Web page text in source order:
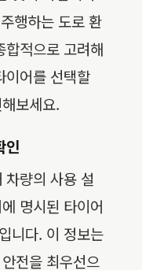
행하는 도로 환
적으로 고려해
이어를 선택할
보세요.
인
량의 사용 설
명시된 타이어
니다. 이 정보는
전을 최우선으